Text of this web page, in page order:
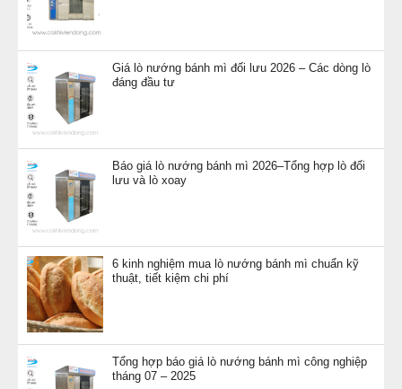
Giá lò nướng bánh mì đối lưu 2026 – Các dòng lò
đáng đầu tư
Báo giá lò nướng bánh mì 2026–Tổng hợp lò đối
lưu và lò xoay
6 kinh nghiệm mua lò nướng bánh mì chuẩn kỹ
thuật, tiết kiệm chi phí
Tổng hợp báo giá lò nướng bánh mì công nghiệp
tháng 07 – 2025